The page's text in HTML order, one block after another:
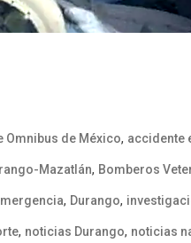
Omnibus de México, accidente
Mazatlán, Bomberos
, Durango,
, noticias Durango, noticias